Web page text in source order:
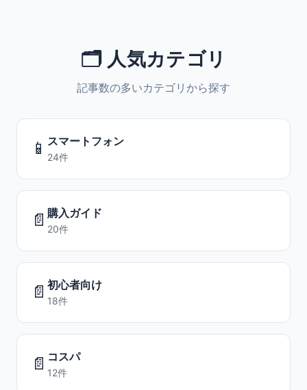
🗂️ 人気カテゴリ
記事数の多いカテゴリから探す
📱 スマートフォン
24件
📄 購入ガイド
20件
📄 初心者向け
18件
📄 コスパ
12件